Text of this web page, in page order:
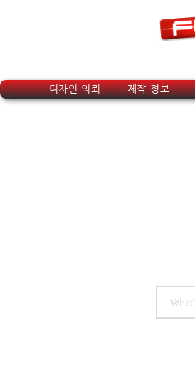
디자인 의뢰 제작 정보